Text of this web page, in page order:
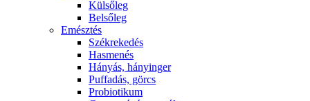
Külsőleg
Belsőleg
Emésztés
Székrekedés
Hasmenés
Hányás, hányinger
Puffadás, görcs
Probiotikum